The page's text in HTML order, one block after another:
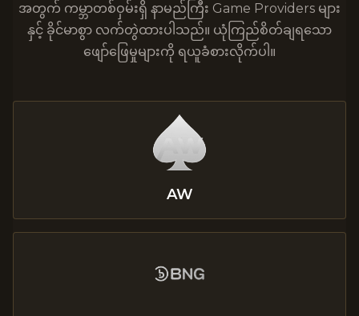
အတွက် ကမ္ဘာတစ်ဝှမ်းရှိ နာမည်ကြီး Game Providers များ
နှင့် ခိုင်မာစွာ လက်တွဲထားပါသည်။ ယုံကြည်စိတ်ချရသော
ဖျော်ဖြေမှုများကို ရယူခံစားလိုက်ပါ။
AW